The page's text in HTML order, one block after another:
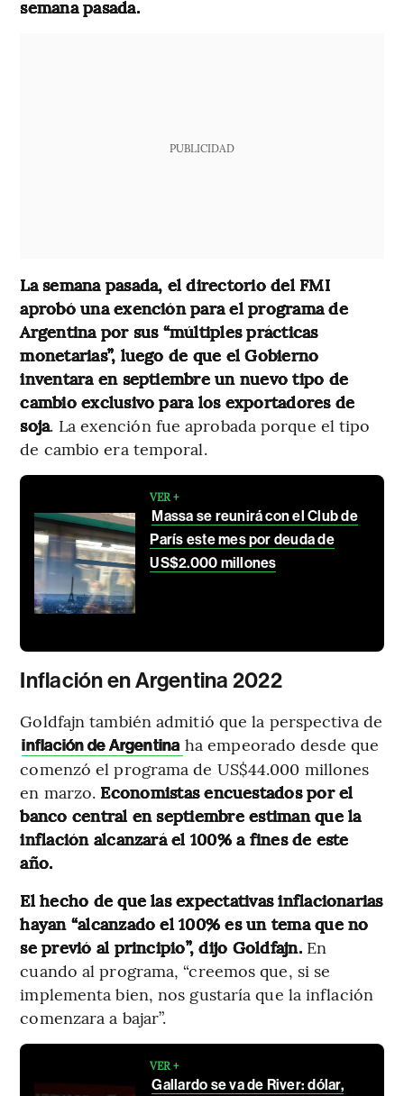
semana pasada.
PUBLICIDAD
La semana pasada, el directorio del FMI
aprobó una exención para el programa de
Argentina por sus “múltiples prácticas
monetarias”, luego de que el Gobierno
inventara en septiembre un nuevo tipo de
cambio exclusivo para los exportadores de
soja. La exención fue aprobada porque el tipo
de cambio era temporal.
VER +
Massa se reunirá con el Club de
París este mes por deuda de
US$2.000 millones
Inflación en Argentina 2022
Goldfajn también admitió que la perspectiva de
inflación de Argentina ha empeorado desde que
comenzó el programa de US$44.000 millones
en marzo. Economistas encuestados por el
banco central en septiembre estiman que la
inflación alcanzará el 100% a fines de este
año.
El hecho de que las expectativas inflacionarias
hayan “alcanzado el 100% es un tema que no
se previó al principio”, dijo Goldfajn.En
cuando al programa, “creemos que, si se
implementa bien, nos gustaría que la inflación
comenzara a bajar”.
VER +
Gallardo se va de River: dólar,